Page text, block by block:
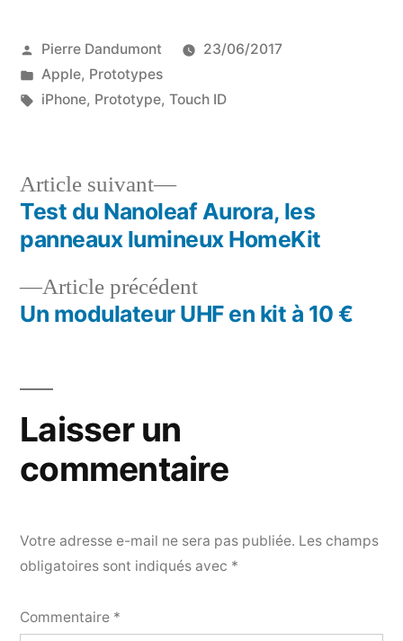
Publié
par
Pierre Dandumont
23/06/2017
Publié
dans
Apple, Prototypes
Étiquettes :
iPhone, Prototype, Touch ID
Navigation
l’article
Article précédentArticle
précédent :
Un modulateur UHF en kit à 10 €
Article suivant
Article
suivant :
Test du Nanoleaf Aurora, les
panneaux lumineux HomeKit
Laisser un
commentaire
Votre adresse e-mail ne sera pas publiée. Les champs
obligatoires sont indiqués avec *
Commentaire *